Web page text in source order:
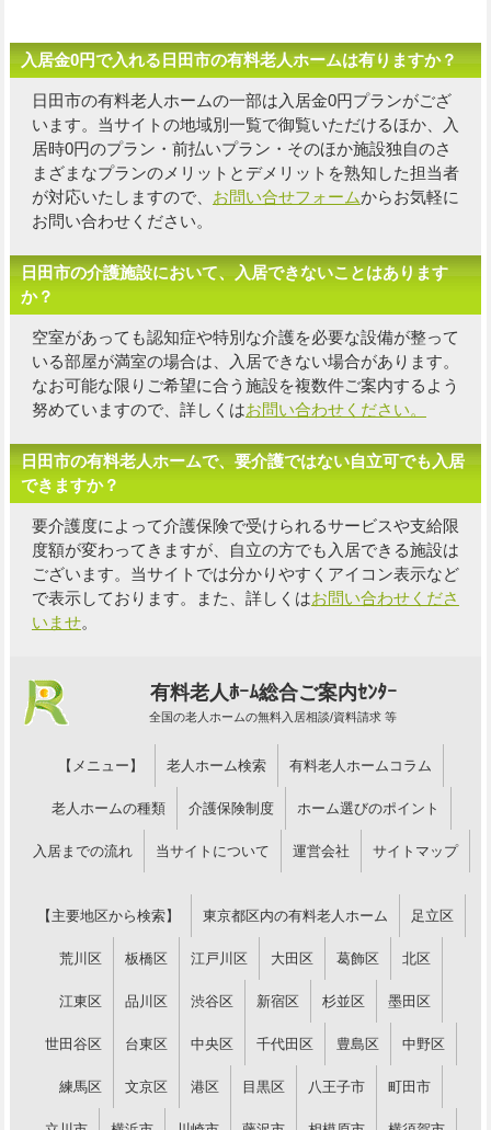
入居金0円で入れる日田市の有料老人ホームは有りますか？
日田市の有料老人ホームの一部は入居金0円プランがござ
います。当サイトの地域別一覧で御覧いただけるほか、入
居時0円のプラン・前払いプラン・そのほか施設独自のさ
まざまなプランのメリットとデメリットを熟知した担当者
が対応いたしますので、 お問い合せフォームからお気軽に
お問い合わせください。
日田市の介護施設において、入居できないことはあります
か？
空室があっても認知症や特別な介護を必要な設備が整って
いる部屋が満室の場合は、入居できない場合があります。
なお可能な限り ご希望に合う施設を複数件ご案内するよう
努めていますので、詳しくはお問い合わせください。
日田市の有料老人ホームで、要介護ではない自立可でも入居
できますか？
要介護度によって介護保険で受けられるサービスや支給限
度額が変わってきますが、自立の方でも入居できる施設は
ございます。当サイトでは分かりやすくアイコン表示など
で表示しております。また、詳しくはお問い合わせくださ
いませ。
有料老人ﾎｰﾑ総合ご案内ｾﾝﾀｰ
全国の老人ホームの無料入居相談/資料請求 等
【メニュー】 老人ホーム検索 有料老人ホームコラム
老人ホームの種類 介護保険制度 ホーム選びのポイント
入居までの流れ 当サイトについて 運営会社 サイトマップ
【主要地区から検索】 東京都区内の有料老人ホーム 足立区
荒川区 板橋区 江戸川区 大田区 葛飾区 北区
江東区 品川区 渋谷区 新宿区 杉並区 墨田区
世田谷区 台東区 中央区 千代田区 豊島区 中野区
練馬区 文京区 港区 目黒区 八王子市 町田市